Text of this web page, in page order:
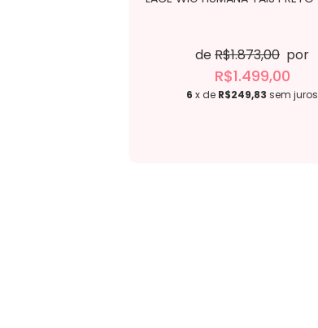
deR$1.873,00 por
R$1.499,00
6 x de R$249,83 sem juros